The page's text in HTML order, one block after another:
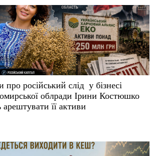
російський слід у бізнесі
облради Ірини Костюшко
її активи